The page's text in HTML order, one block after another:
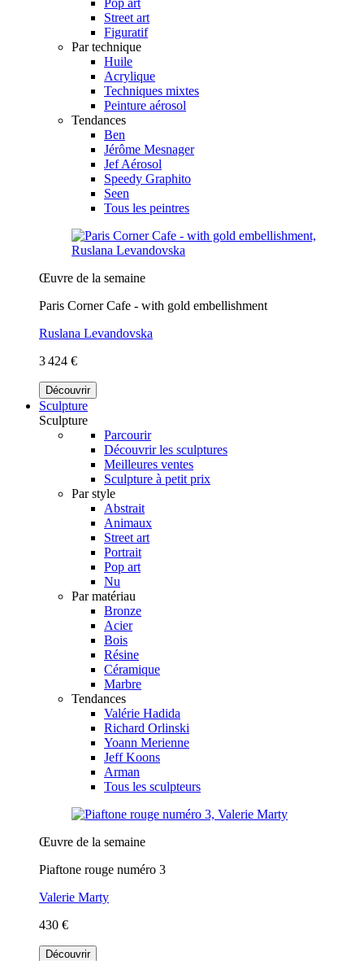
Street art
Figuratif
Par technique
Huile
Acrylique
Techniques mixtes
Peinture aérosol
Tendances
Ben
Jérôme Mesnager
Jef Aérosol
Speedy Graphito
Seen
Tous les peintres
Œuvre de la semaine
Paris Corner Cafe - with gold embellishment
Ruslana Levandovska
3 424 €
Découvrir
Sculpture
Sculpture
Parcourir
Découvrir les sculptures
Meilleures ventes
Sculpture à petit prix
Par style
Abstrait
Animaux
Street art
Portrait
Pop art
Nu
Par matériau
Bronze
Acier
Bois
Résine
Céramique
Marbre
Tendances
Valérie Hadida
Richard Orlinski
Yoann Merienne
Jeff Koons
Arman
Tous les sculpteurs
Œuvre de la semaine
Piaftone rouge numéro 3
Valerie Marty
430 €
Découvrir